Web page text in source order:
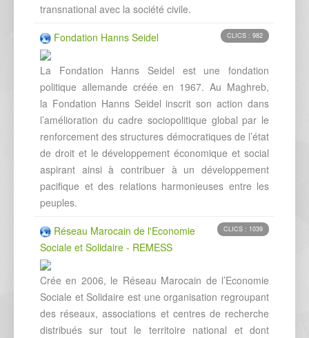
transnational avec la société civile.
CLICS : 982
Fondation Hanns Seidel
La Fondation Hanns Seidel est une fondation
politique allemande créée en 1967. Au Maghreb,
la Fondation Hanns Seidel inscrit son action dans
l’amélioration du cadre sociopolitique global par le
renforcement des structures démocratiques de l’état
de droit et le développement économique et social
aspirant ainsi à contribuer à un développement
pacifique et des relations harmonieuses entre les
peuples.
CLICS : 1039
Réseau Marocain de l'Economie
Sociale et Solidaire - REMESS
Crée en 2006, le Réseau Marocain de l’Economie
Sociale et Solidaire est une organisation regroupant
des réseaux, associations et centres de recherche
distribués sur tout le territoire national et dont